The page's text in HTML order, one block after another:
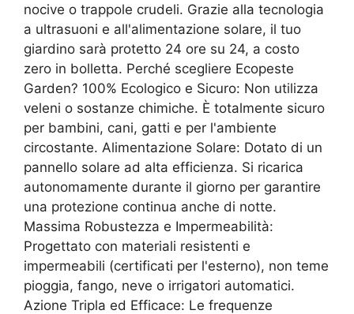
nocive o trappole crudeli. Grazie alla tecnologia
a ultrasuoni e all'alimentazione solare, il tuo
giardino sarà protetto 24 ore su 24, a costo
zero in bolletta. Perché scegliere Ecopeste
Garden? 100% Ecologico e Sicuro: Non utilizza
veleni o sostanze chimiche. È totalmente sicuro
per bambini, cani, gatti e per l'ambiente
circostante. Alimentazione Solare: Dotato di un
pannello solare ad alta efficienza. Si ricarica
autonomamente durante il giorno per garantire
una protezione continua anche di notte.
Massima Robustezza e Impermeabilità:
Progettato con materiali resistenti e
impermeabili (certificati per l'esterno), non teme
pioggia, fango, neve o irrigatori automatici.
Azione Tripla ed Efficace: Le frequenze